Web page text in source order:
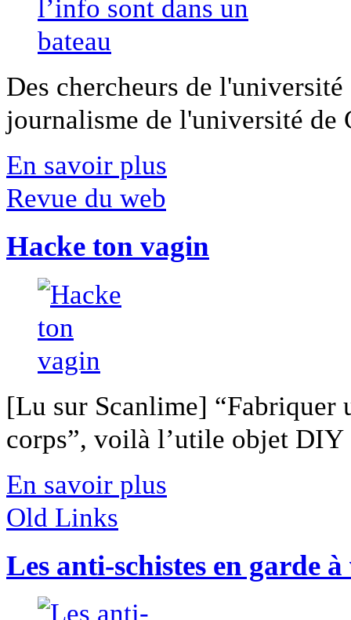
Des chercheurs de
journalisme de l'université
En savoir plus
Revue du web
Hacke ton vagin
[Lu sur Scanlime] “Fabriquer
corps”, voilà l’utile objet
En savoir plus
Old Links
Les anti-schistes en garde à